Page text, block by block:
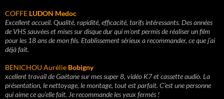
COFFE LUDON Medoc
Excellent accueil. Qualité, rapidité, efficacité, tarifs intéressants. Des années
de VHS sauvées et mises sur disque dur qui m’ont permis de réaliser un film
pour les 18 ans de mon fils. Etablissement sérieux a recommander, ce que j’ai
déjà fait.
BENICHOU Aurélie Bobigny
xcellent travail de Gaétane sur mes super 8, vidéo K7 et cassette audio. La
présentation, le nettoyage, le montage, tout est parfait. C’est une personne
qui aime ce qu’elle fait. Je recommande les yeux fermés !